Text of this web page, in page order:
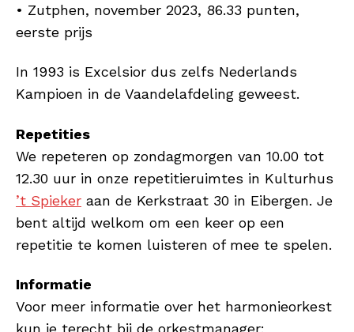
• Zutphen, november 2023, 86.33 punten,
eerste prijs
In 1993 is Excelsior dus zelfs Nederlands
Kampioen in de Vaandelafdeling geweest.
Repetities
We repeteren op zondagmorgen van 10.00 tot
12.30 uur in onze repetitieruimtes in Kulturhus
’t Spieker aan de Kerkstraat 30 in Eibergen. Je
bent altijd welkom om een keer op een
repetitie te komen luisteren of mee te spelen.
Informatie
Voor meer informatie over het harmonieorkest